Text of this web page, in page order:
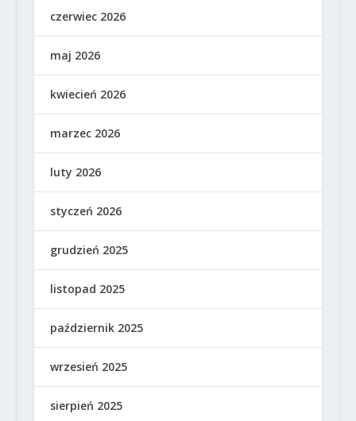
czerwiec 2026
maj 2026
kwiecień 2026
marzec 2026
luty 2026
styczeń 2026
grudzień 2025
listopad 2025
październik 2025
wrzesień 2025
sierpień 2025